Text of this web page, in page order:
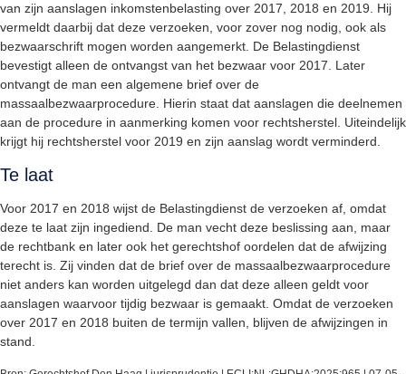
van zijn aanslagen inkomstenbelasting over 2017, 2018 en 2019. Hij
vermeldt daarbij dat deze verzoeken, voor zover nog nodig, ook als
bezwaarschrift mogen worden aangemerkt. De Belastingdienst
bevestigt alleen de ontvangst van het bezwaar voor 2017. Later
ontvangt de man een algemene brief over de
massaalbezwaarprocedure. Hierin staat dat aanslagen die deelnemen
aan de procedure in aanmerking komen voor rechtsherstel. Uiteindelijk
krijgt hij rechtsherstel voor 2019 en zijn aanslag wordt verminderd.
Te laat
Voor 2017 en 2018 wijst de Belastingdienst de verzoeken af, omdat
deze te laat zijn ingediend. De man vecht deze beslissing aan, maar
de rechtbank en later ook het gerechtshof oordelen dat de afwijzing
terecht is. Zij vinden dat de brief over de massaalbezwaarprocedure
niet anders kan worden uitgelegd dan dat deze alleen geldt voor
aanslagen waarvoor tijdig bezwaar is gemaakt. Omdat de verzoeken
over 2017 en 2018 buiten de termijn vallen, blijven de afwijzingen in
stand.